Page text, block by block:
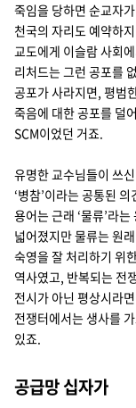
죽임을 당하면 순교자
천국의 자리도 예약하
교도에게 이슬람 사회
리처드는 그런 공포를
공포가 사라지면, 평범
죽음에 대한 공포를 덜
SCM이었던 거죠.
유명한 교수님들이 쓰
‘병참’이라는 공통된
용어는 근래 ‘물류’라
넓어졌지만 물류는 원
숙영을 잘 처리하기 위
역사였고, 반복되는 전
전시가 아닌 평상시라
전쟁터에서는 생사를
있죠.
공급망 십자가